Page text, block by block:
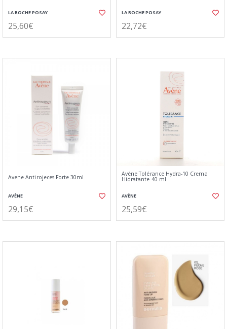
LA ROCHE POSAY
25,60€
LA ROCHE POSAY
22,72€
Avene Antirojeces Forte 30ml
AVÈNE
29,15€
Avène Tolérance Hydra-10 Crema
Hidratante 40 ml
AVÈNE
25,59€